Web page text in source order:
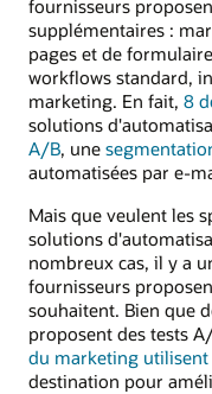
fournisseurs
supplémentaires :
pages et de
workflows standard,
marketing. En fait, 8
solutions
A/B, une
automatisées par e-
Mais que veulent les
solutions
nombreux cas, il y a
fournisseurs
souhaitent. Bien que
proposent des tests
du marketing utilisent
destination pour